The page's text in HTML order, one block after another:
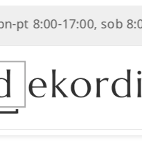
17:00, sob 8:00-14:00